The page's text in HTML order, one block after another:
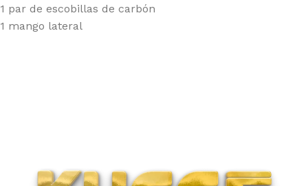
1 par de escobillas de carbón
1 mango lateral